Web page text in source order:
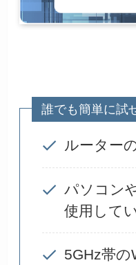
誰でも簡単に試
ルーター
パソコン
使用して
5GHz帯の